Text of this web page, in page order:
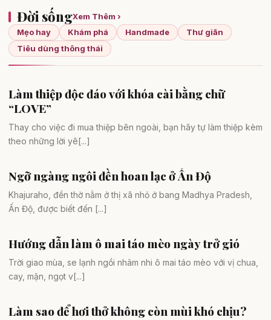
Đời sống
Mẹo hay Khám phá Handmade
Thư giãn
Tiêu dùng thông thái
Xem Thêm ›
Handmade
Làm thiệp độc đáo với khóa cài bằng chữ
“LOVE”
Thay cho việc đi mua thiệp bên ngoài, bạn hãy tự làm thiệp kèm
theo những lời yê[...]
Khám phá
Ngỡ ngàng ngôi đền hoan lạc ở Ấn Độ
Khajuraho, đền thờ nằm ở thị xã nhỏ ở bang Madhya Pradesh,
Ấn Độ, được biết đến [...]
Mẹo hay
Hướng dẫn làm ô mai táo mèo ngày trở gió
Trời giao mùa, se lạnh ngồi nhâm nhi ô mai táo mèo với vị chua,
cay, mặn, ngọt v[...]
Mẹo hay
Làm sao để hơi thở không còn mùi khó chịu?